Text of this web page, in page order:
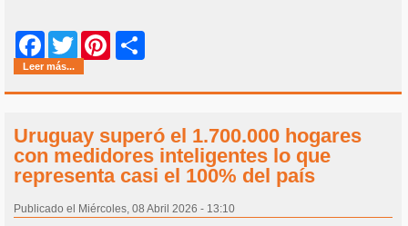
Facebook
Twitter Pinterest
Leer más...
Uruguay superó el 1.700.000 hogares
con medidores inteligentes lo que
representa casi el 100% del país
Publicado el Miércoles, 08 Abril 2026 - 13:10